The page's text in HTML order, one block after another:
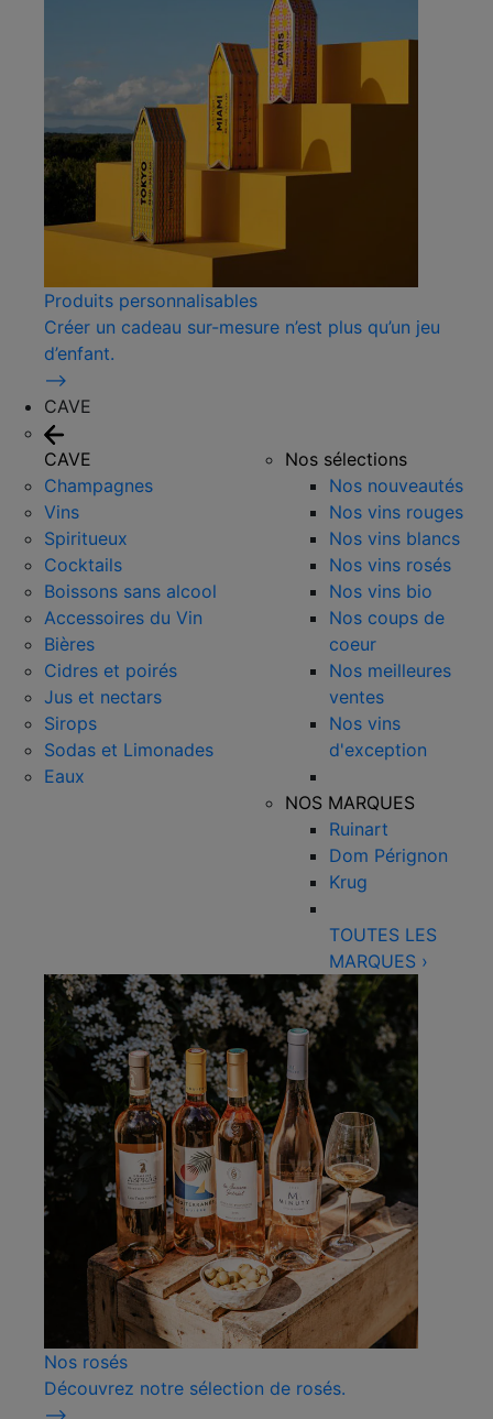
Produits personnalisables
Créer un cadeau sur-mesure n’est plus qu’un jeu
d’enfant.
⟶
CAVE
CAVE
Champagnes
Vins
Spiritueux
Cocktails
Boissons sans alcool
Accessoires du Vin
Bières
Cidres et poirés
Jus et nectars
Sirops
Sodas et Limonades
Eaux
Nos sélections
Nos nouveautés
Nos vins rouges
Nos vins blancs
Nos vins rosés
Nos vins bio
Nos coups de
coeur
Nos meilleures
ventes
Nos vins
d'exception
NOS MARQUES
Ruinart
Dom Pérignon
Krug
TOUTES LES
MARQUES ›
Nos rosés
Découvrez notre sélection de rosés.
⟶